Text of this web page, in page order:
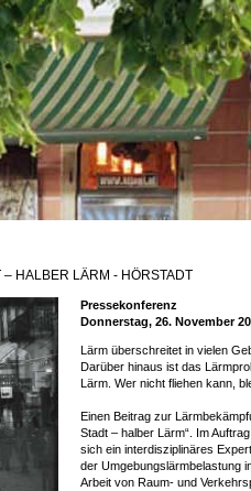
HALBER LÄRM - HÖRSTADT
Pressekonferenz
Donnerstag, 26. November
Lärm überschreitet in vielen
Darüber hinaus ist das
Lärm. Wer nicht fliehen kann,
Einen Beitrag zur
Stadt – halber Lärm“. Im
sich ein interdisziplinäres
der Umgebungslärmbelastung
Arbeit von Raum- und